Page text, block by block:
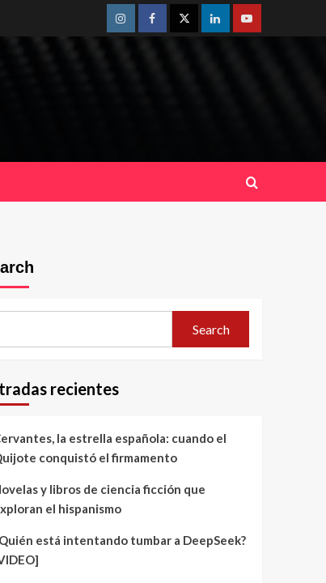
InstagramFacebookTwitterLinkedinYoutube
Search
recientes
la estrella española: cuando el
conquistó el firmamento
y libros de ciencia ficción que
el hispanismo
está intentando tumbar a DeepSeek?